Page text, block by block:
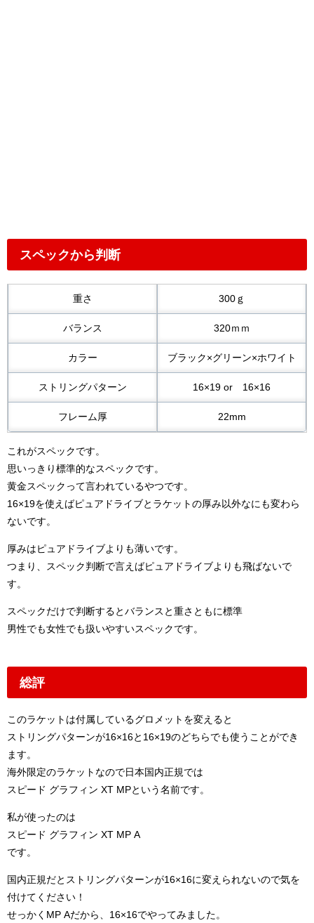
スペックから判断
重さ 300ｇ
バランス 320ｍｍ
カラー ブラック×グリーン×ホワイト
ストリングパターン 16×19 or 16×16
フレーム厚 22mm
これがスペックです。
思いっきり標準的なスペックです。
黄金スペックって言われているやつです。
16×19を使えばピュアドライブとラケットの厚み以外なにも変わら
ないです。
厚みはピュアドライブよりも薄いです。
つまり、スペック判断で言えばピュアドライブよりも飛ばないで
す。
スペックだけで判断するとバランスと重さともに標準
男性でも女性でも扱いやすいスペックです。
総評
このラケットは付属しているグロメットを変えると
ストリングパターンが16×16と16×19のどちらでも使うことができ
ます。
海外限定のラケットなので日本国内正規では
スピード グラフィン XT MPという名前です。
私が使ったのは
スピード グラフィン XT MP A
です。
国内正規だとストリングパターンが16×16に変えられないので気を
付けてください！
せっかくMP Aだから、16×16でやってみました。